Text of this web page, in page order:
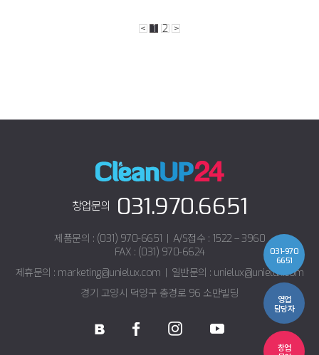
< 1 2 >
창업문의 031.970.6651
제품문의 : (031) 970-6651 | A/S접수 : 1522 – 3960
FAX : (031) 970-6624
제휴문의 : marketing@unielux.com | 일반문의 : unielux@unielux.com
경기 고양시 덕양구 충경로 96 소만빌딩
031-970
6651
영업
담당자
창업